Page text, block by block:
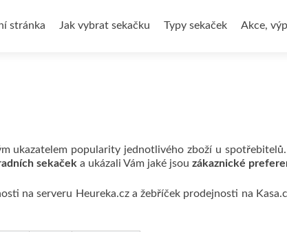
stránka Jak vybrat sekačku Typy sekaček Akce,
ukazatelem popularity jednotlivého zboží u spotřebitelů.
sekaček a ukázali Vám jaké jsou zákaznické
na serveru Heureka.cz a žebříček prodejnosti na